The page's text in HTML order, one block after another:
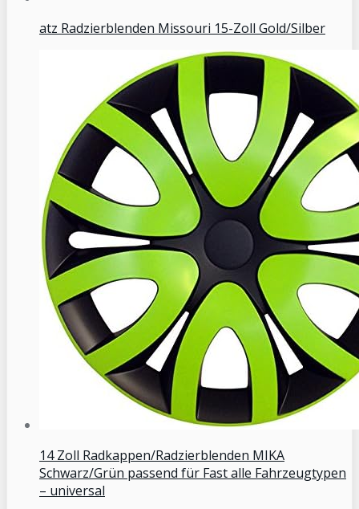
atz Radzierblenden Missouri 15-Zoll Gold/Silber
14 Zoll Radkappen/Radzierblenden MIKA
Schwarz/Grün passend für Fast alle Fahrzeugtypen
– universal